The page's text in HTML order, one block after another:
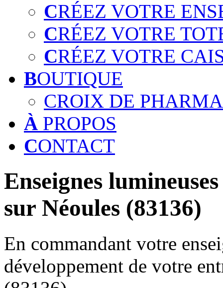
CRÉEZ VOTRE
CRÉEZ VOTRE
CRÉEZ VOTRE
BOUTIQUE
CROIX DE
À PROPOS
CONTACT
Enseignes
sur Néoules (83136)
En commandant votre
développement de votre